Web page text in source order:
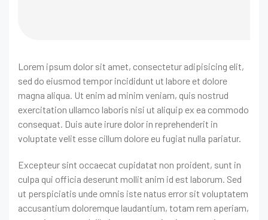
Lorem ipsum dolor sit amet, consectetur adipisicing elit,
sed do eiusmod tempor incididunt ut labore et dolore
magna aliqua. Ut enim ad minim veniam, quis nostrud
exercitation ullamco laboris nisi ut aliquip ex ea commodo
consequat. Duis aute irure dolor in reprehenderit in
voluptate velit esse cillum dolore eu fugiat nulla pariatur.
Excepteur sint occaecat cupidatat non proident, sunt in
culpa qui officia deserunt mollit anim id est laborum. Sed
ut perspiciatis unde omnis iste natus error sit voluptatem
accusantium doloremque laudantium, totam rem aperiam,